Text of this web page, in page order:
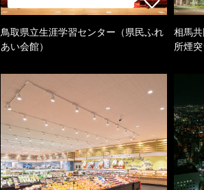
鳥取県立生涯学習センター（県民ふれ
あい会館）
相馬
所煙